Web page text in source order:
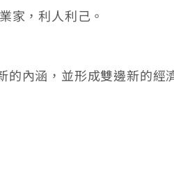
家，利人利己。
內涵，並形成雙邊新的經